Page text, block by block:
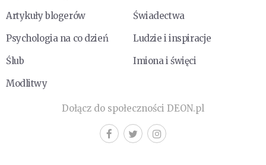
Artykuły blogerów
Świadectwa
Psychologia na co dzień
Ludzie i inspiracje
Ślub
Imiona i święci
Modlitwy
Dołącz do społeczności DEON.pl